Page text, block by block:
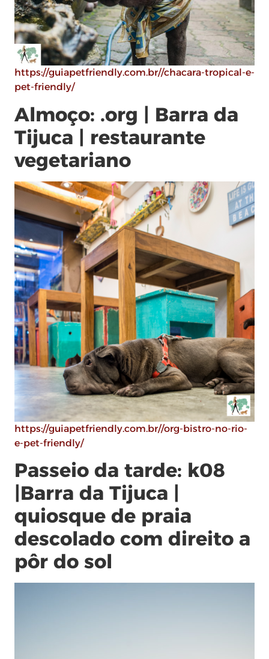
https://guiapetfriendly.com.br//chacara-tropical-e-
pet-friendly/
Almoço: .org | Barra da
Tijuca | restaurante
vegetariano
https://guiapetfriendly.com.br//org-bistro-no-rio-
e-pet-friendly/
Passeio da tarde: k08
|Barra da Tijuca |
quiosque de praia
descolado com direito a
pôr do sol